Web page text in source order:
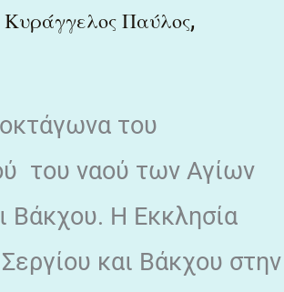
Κυράγγελος Παύλος,
του
του ναού των Αγίων
Bάκχου. Η Εκκλησία
και Βάκχου στην